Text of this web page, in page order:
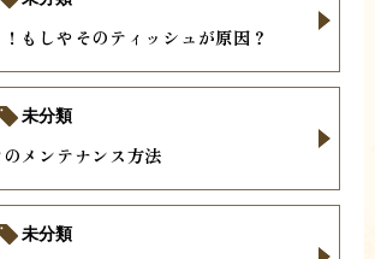
もしやそのティッシュが原因？
メンテナンス方法
未分類
未分類